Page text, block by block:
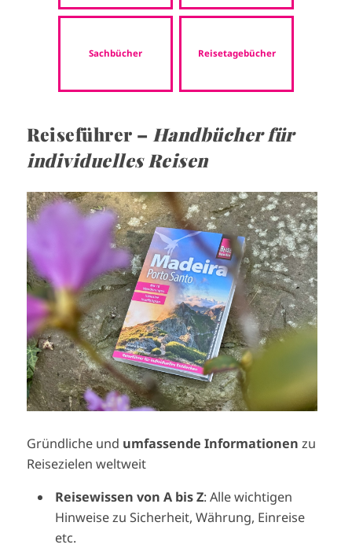
Sachbücher Reisetagebücher
Reiseführer – Handbücher für
individuelles Reisen
I
m
a
e
Gründliche und umfassende Informationen zu
Reisezielen weltweit
Reisewissen von A bis Z: Alle wichtigen
Hinweise zu Sicherheit, Währung, Einreise
etc.